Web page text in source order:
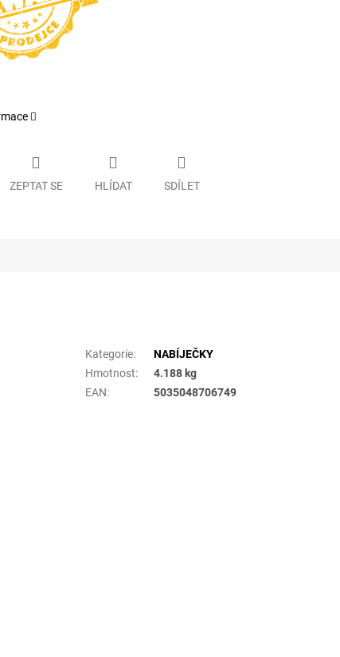
ZEPTAT SE HLÍDAT SDÍLET
Kategorie:
NABÍJEČKY
Hmotnost:
4.188 kg
EAN: 5035048706749